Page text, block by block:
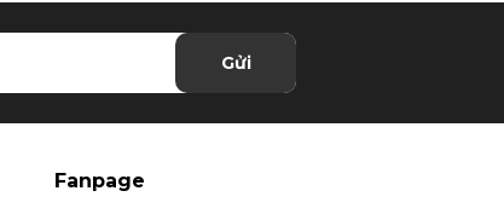
Gửi
Fanpage